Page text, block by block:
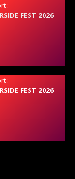
:
FEST 2026
:
FEST 2026